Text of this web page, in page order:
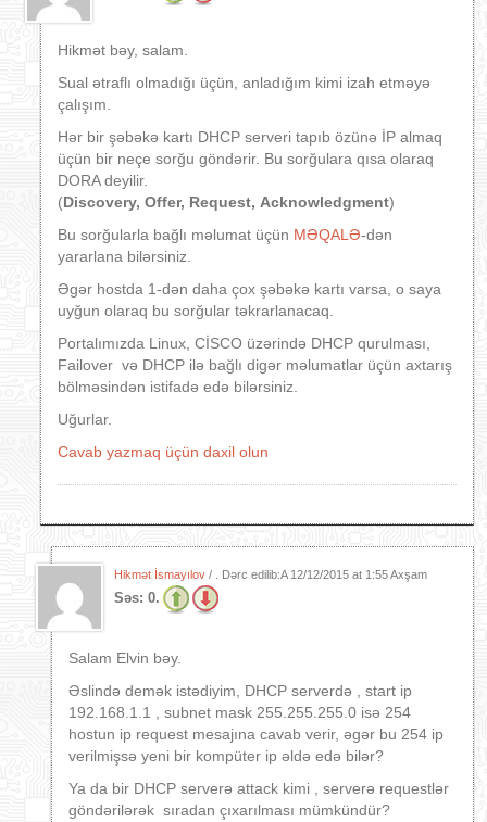
Hikmət bəy, salam.
Sual ətraflı olmadığı üçün, anladığım kimi izah etməyə
çalışım.
Hər bir şəbəkə kartı DHCP serveri tapıb özünə İP almaq
üçün bir neçe sorğu göndərir. Bu sorğulara qısa olaraq
DORA deyilir.
(Discovery, Offer, Request, Acknowledgment)
Bu sorğularla bağlı məlumat üçün MƏQALƏ-dən
yararlana bilərsiniz.
Əgər hostda 1-dən daha çox şəbəkə kartı varsa, o saya
uyğun olaraq bu sorğular təkrarlanacaq.
Portalımızda Linux, CİSCO üzərində DHCP qurulması,
Failover və DHCP ilə bağlı digər məlumatlar üçün axtarış
bölməsindən istifadə edə bilərsiniz.
Uğurlar.
Cavab yazmaq üçün daxil olun
Hikmət İsmayılov / . Dərc edilib:A 12/12/2015 at 1:55 Axşam
Səs: 0.
Salam Elvin bəy.
Əslində demək istədiyim, DHCP serverdə , start ip
192.168.1.1 , subnet mask 255.255.255.0 isə 254
hostun ip request mesajına cavab verir, əgər bu 254 ip
verilmişsə yeni bir kompüter ip əldə edə bilər?
Ya da bir DHCP serverə attack kimi , serverə requestlər
göndərilərək sıradan çıxarılması mümkündür?